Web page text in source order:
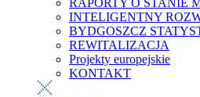
RAPORTY O STANIE
INTELIGENTNY
BYDGOSZCZ
REWITALIZACJA
Projekty europejskie
KONTAKT